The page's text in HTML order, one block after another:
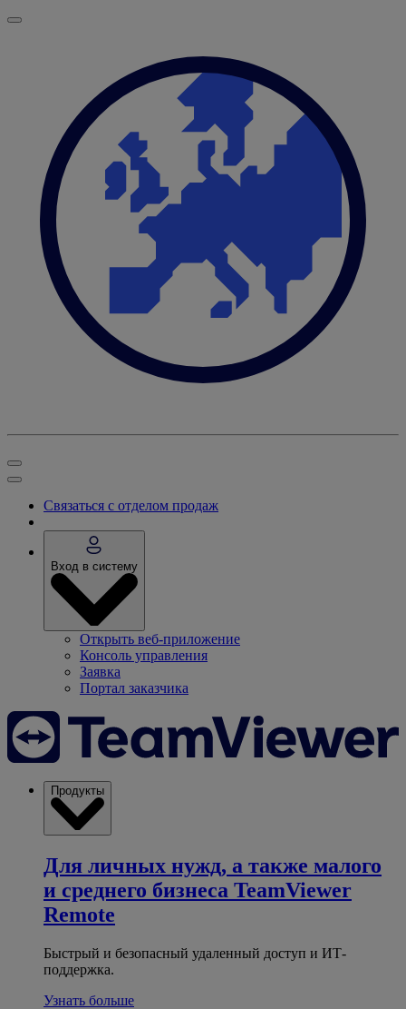
Связаться с отделом продаж
Вход в систему
Открыть веб-приложение
Консоль управления
Заявка
Портал заказчика
Продукты
Для личных нужд, а также малого
и среднего бизнеса TeamViewer
Remote
Быстрый и безопасный удаленный доступ и ИТ-
поддержка.
Узнать больше